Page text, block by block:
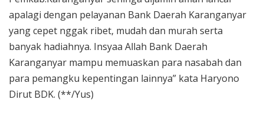
apalagi dengan pelayanan Bank Daerah Karanganyar
yang cepet nggak ribet, mudah dan murah serta
banyak hadiahnya. Insyaa Allah Bank Daerah
Karanganyar mampu memuaskan para nasabah dan
para pemangku kepentingan lainnya” kata Haryono
Dirut BDK. (**/Yus)